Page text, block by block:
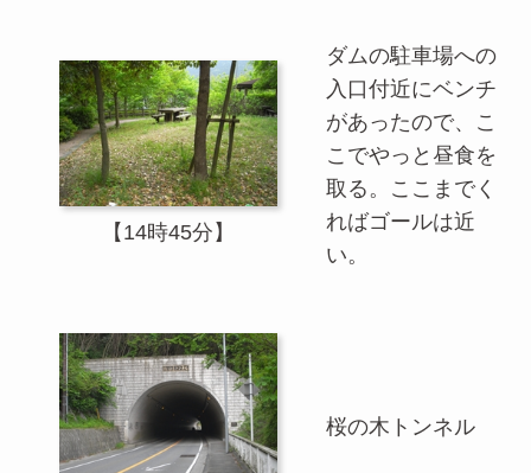
【14時45分】
ダムの駐車場への
入口付近にベンチ
があったので、こ
こでやっと昼食を
取る。ここまでく
ればゴールは近
い。
桜の木トンネル